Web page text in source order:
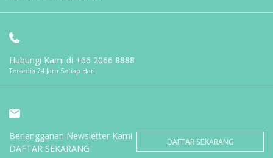
Hubungi Kami di +66 2066 8888
Tersedia 24 Jam Setiap Hari
Berlangganan Newsletter Kami
DAFTAR SEKARANG
DAFTAR SEKARANG